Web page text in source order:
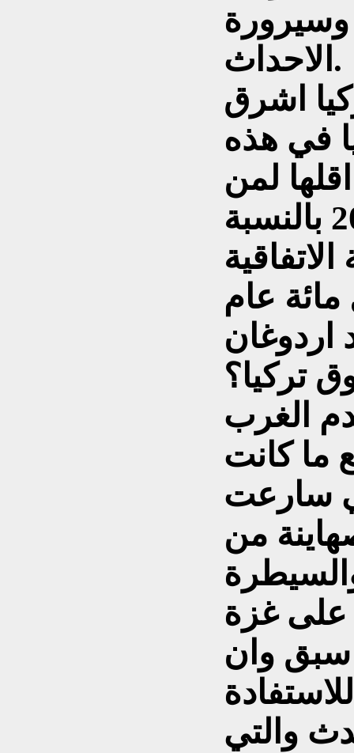
وسيرورة
الاحداث.
اشرق
في هذه
لمن
يعرف ماذا يعني العام 2024 بالنسبة
مائة عام
اردوغان
الغرب
ما كانت
سارعت
من
على غزة
سبق وان
والتي